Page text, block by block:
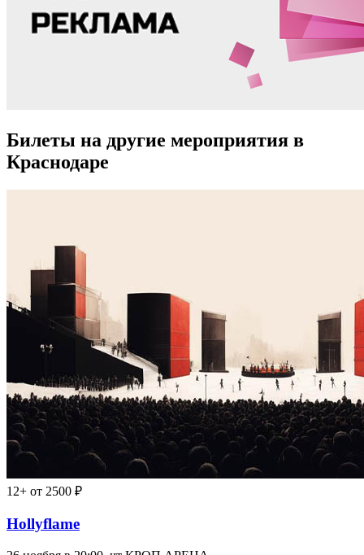
Билеты на другие мероприятия в
Краснодаре
12+ от 2500 ₽
Hollyflame